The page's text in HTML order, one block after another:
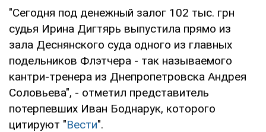
"Сегодня под денежный залог 102 тыс. грн
судья Ирина Дигтярь выпустила прямо из
зала Деснянского суда одного из главных
подельников Флэтчера - так называемого
кантри-тренера из Днепропетровска Андрея
Соловьева", - отметил представитель
потерпевших Иван Боднарук, которого
цитируют "Вести".